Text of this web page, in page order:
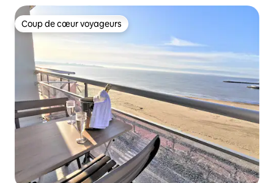
Coup de cœur voyageurs
Coup de cœur voyageurs